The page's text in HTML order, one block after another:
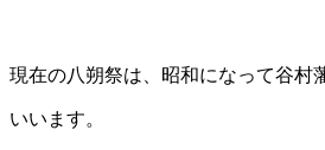
現在の八朔祭は、昭和になって谷村
いいます。